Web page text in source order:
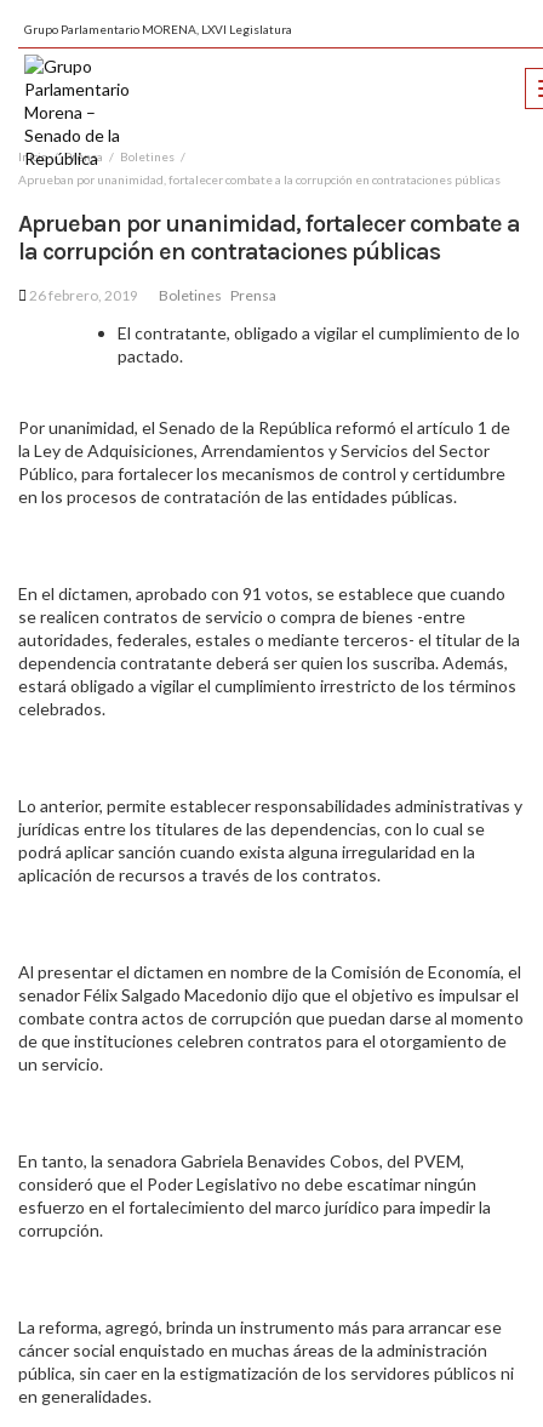
Grupo Parlamentario MORENA, LXVI Legislatura
Inicio Prensa
Boletines
Aprueban por unanimidad, fortalecer combate a la corrupción en contrataciones públicas
Aprueban por unanimidad, fortalecer combate a
la corrupción en contrataciones públicas
26 febrero, 2019 Boletines Prensa
El contratante, obligado a vigilar el cumplimiento de lo
pactado.
Por unanimidad, el Senado de la República reformó el artículo 1 de
la Ley de Adquisiciones, Arrendamientos y Servicios del Sector
Público, para fortalecer los mecanismos de control y certidumbre
en los procesos de contratación de las entidades públicas.
En el dictamen, aprobado con 91 votos, se establece que cuando
se realicen contratos de servicio o compra de bienes -entre
autoridades, federales, estales o mediante terceros- el titular de la
dependencia contratante deberá ser quien los suscriba. Además,
estará obligado a vigilar el cumplimiento irrestricto de los términos
celebrados.
Lo anterior, permite establecer responsabilidades administrativas y
jurídicas entre los titulares de las dependencias, con lo cual se
podrá aplicar sanción cuando exista alguna irregularidad en la
aplicación de recursos a través de los contratos.
Al presentar el dictamen en nombre de la Comisión de Economía, el
senador Félix Salgado Macedonio dijo que el objetivo es impulsar el
combate contra actos de corrupción que puedan darse al momento
de que instituciones celebren contratos para el otorgamiento de
un servicio.
En tanto, la senadora Gabriela Benavides Cobos, del PVEM,
consideró que el Poder Legislativo no debe escatimar ningún
esfuerzo en el fortalecimiento del marco jurídico para impedir la
corrupción.
La reforma, agregó, brinda un instrumento más para arrancar ese
cáncer social enquistado en muchas áreas de la administración
pública, sin caer en la estigmatización de los servidores públicos ni
en generalidades.